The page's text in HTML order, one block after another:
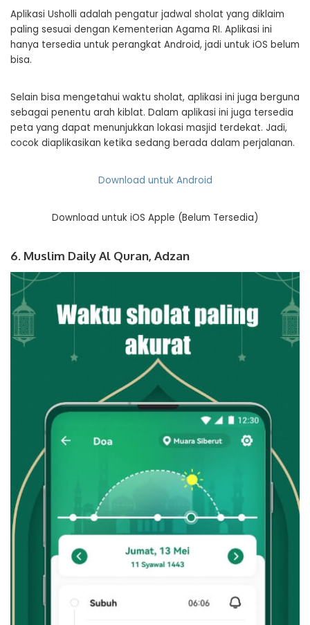
Aplikasi Usholli adalah pengatur jadwal sholat yang diklaim
paling sesuai dengan Kementerian Agama RI. Aplikasi ini
hanya tersedia untuk perangkat Android, jadi untuk iOS belum
bisa.
Selain bisa mengetahui waktu sholat, aplikasi ini juga berguna
sebagai penentu arah kiblat. Dalam aplikasi ini juga tersedia
peta yang dapat menunjukkan lokasi masjid terdekat. Jadi,
cocok diaplikasikan ketika sedang berada dalam perjalanan.
Download untuk Android
Download untuk iOS Apple (Belum Tersedia)
6. Muslim Daily Al Quran, Adzan